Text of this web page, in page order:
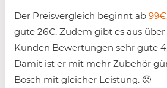
Der Preisvergleich beginnt ab 99€
gute 26€. Zudem gibt es aus
Kunden Bewertungen sehr gute
Damit ist er mit mehr Zubehör
Bosch mit gleicher Leistung. 🙁